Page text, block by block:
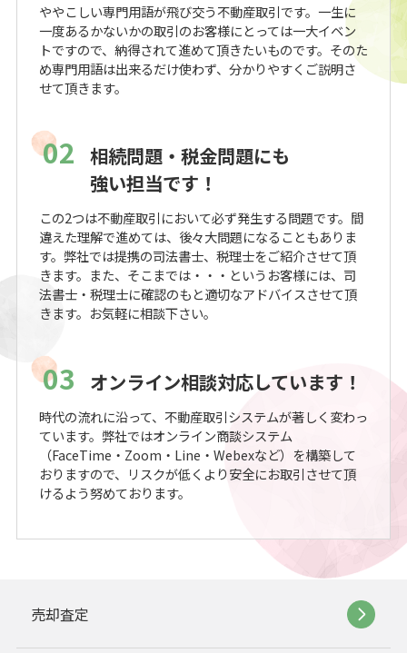
ややこしい専門用語が飛び交う不動産取引です。一生に
一度あるかないかの取引のお客様にとっては一大イベン
トですので、納得されて進めて頂きたいものです。そのた
め専門用語は出来るだけ使わず、分かりやすくご説明さ
せて頂きます。
02 相続問題・税金問題にも
強い担当です！
この2つは不動産取引において必ず発生する問題です。間
違えた理解で進めては、後々大問題になることもありま
す。弊社では提携の司法書士、税理士をご紹介させて頂
きます。また、そこまでは・・・というお客様には、司
法書士・税理士に確認のもと適切なアドバイスさせて頂
きます。お気軽に相談下さい。
03 オンライン相談対応しています！
時代の流れに沿って、不動産取引システムが著しく変わっ
ています。弊社ではオンライン商談システム
（FaceTime・Zoom・Line・Webexなど）を構築して
おりますので、リスクが低くより安全にお取引させて頂
けるよう努めております。
売却査定